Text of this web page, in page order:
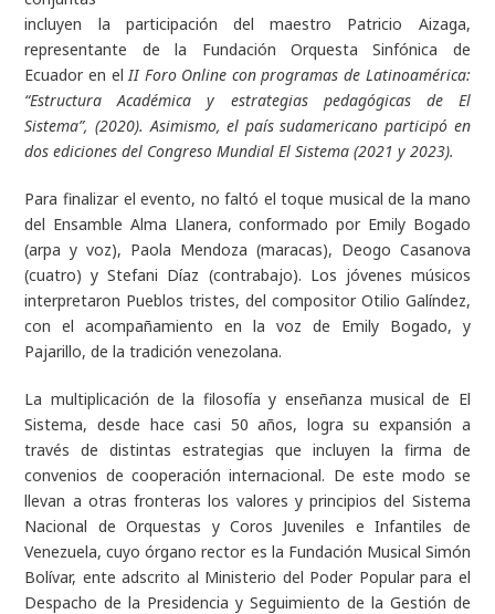
incluyen la participación del maestro Patricio Aizaga,
representante de la Fundación Orquesta Sinfónica de
Ecuador en el II Foro Online con programas de Latinoamérica:
“Estructura Académica y estrategias pedagógicas de El
Sistema”, (2020). Asimismo, el país sudamericano participó en
dos ediciones del Congreso Mundial El Sistema (2021 y 2023).
Para finalizar el evento, no faltó el toque musical de la mano
del Ensamble Alma Llanera, conformado por Emily Bogado
(arpa y voz), Paola Mendoza (maracas), Deogo Casanova
(cuatro) y Stefani Díaz (contrabajo). Los jóvenes músicos
interpretaron Pueblos tristes, del compositor Otilio Galíndez,
con el acompañamiento en la voz de Emily Bogado, y
Pajarillo, de la tradición venezolana.
La multiplicación de la filosofía y enseñanza musical de El
Sistema, desde hace casi 50 años, logra su expansión a
través de distintas estrategias que incluyen la firma de
convenios de cooperación internacional. De este modo se
llevan a otras fronteras los valores y principios del Sistema
Nacional de Orquestas y Coros Juveniles e Infantiles de
Venezuela, cuyo órgano rector es la Fundación Musical Simón
Bolívar, ente adscrito al Ministerio del Poder Popular para el
Despacho de la Presidencia y Seguimiento de la Gestión de